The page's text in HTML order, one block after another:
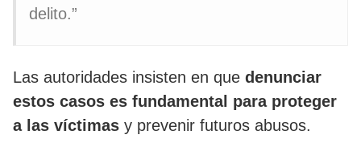
delito.”
Las autoridades insisten en que denunciar
estos casos es fundamental para proteger
a las víctimas y prevenir futuros abusos.